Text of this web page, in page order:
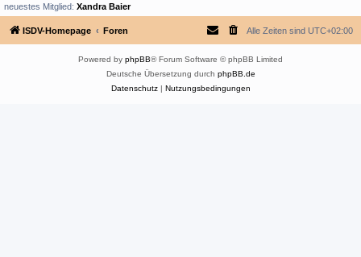
neuestes Mitglied: Xandra Baier
ISDV-Homepage Foren Alle Zeiten sind UTC+02:00
Powered by phpBB® Forum Software © phpBB Limited
Deutsche Übersetzung durch phpBB.de
Datenschutz| Nutzungsbedingungen